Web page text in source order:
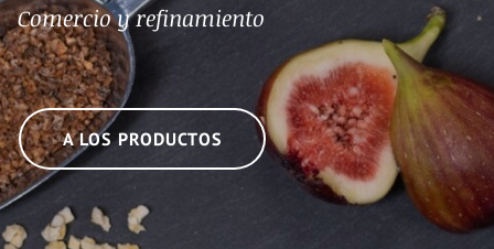
Comercio y refinamiento
A LOS PRODUCTOS